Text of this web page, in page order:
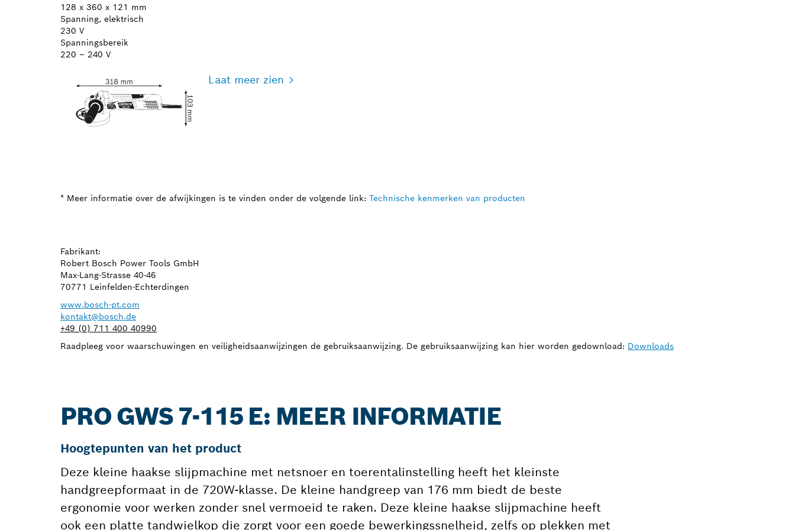
128 x 360 x 121 mm
Spanning, elektrisch
230 V
Spanningsbereik
220 – 240 V
Laat meer zien
* Meer informatie over de afwijkingen is te vinden onder de volgende link: Technische kenmerken van producten
Fabrikant:
Robert Bosch Power Tools GmbH
Max-Lang-Strasse 40-46
70771 Leinfelden-Echterdingen
www.bosch-pt.com
kontakt@bosch.de
+49 (0) 711 400 40990
Raadpleeg voor waarschuwingen en veiligheidsaanwijzingen de gebruiksaanwijzing. De gebruiksaanwijzing kan hier worden gedownload: Downloads
PRO GWS 7-115 E: MEER INFORMATIE
Hoogtepunten van het product
Deze kleine haakse slijpmachine met netsnoer en toerentalinstelling heeft het kleinste
handgreepformaat in de 720W-klasse. De kleine handgreep van 176 mm biedt de beste
ergonomie voor werken zonder snel vermoeid te raken. Deze kleine haakse slijpmachine heeft
ook een platte tandwielkop die zorgt voor een goede bewerkingssnelheid, zelfs op plekken met